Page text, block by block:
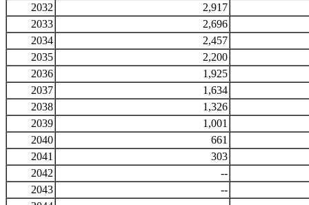
2032
2,917
2033
2,696
2034
2,457
2035
2,200
2036
1,925
2037
1,634
2038
1,326
2039
1,001
2040
661
2041
303
2042
--
2043
--